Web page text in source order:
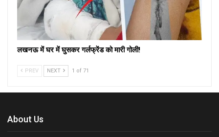
लखनऊ में घर में घुसकर गर्लफ्रेंड को मारी गोली!
PREV NEXT 1 of 71
About Us